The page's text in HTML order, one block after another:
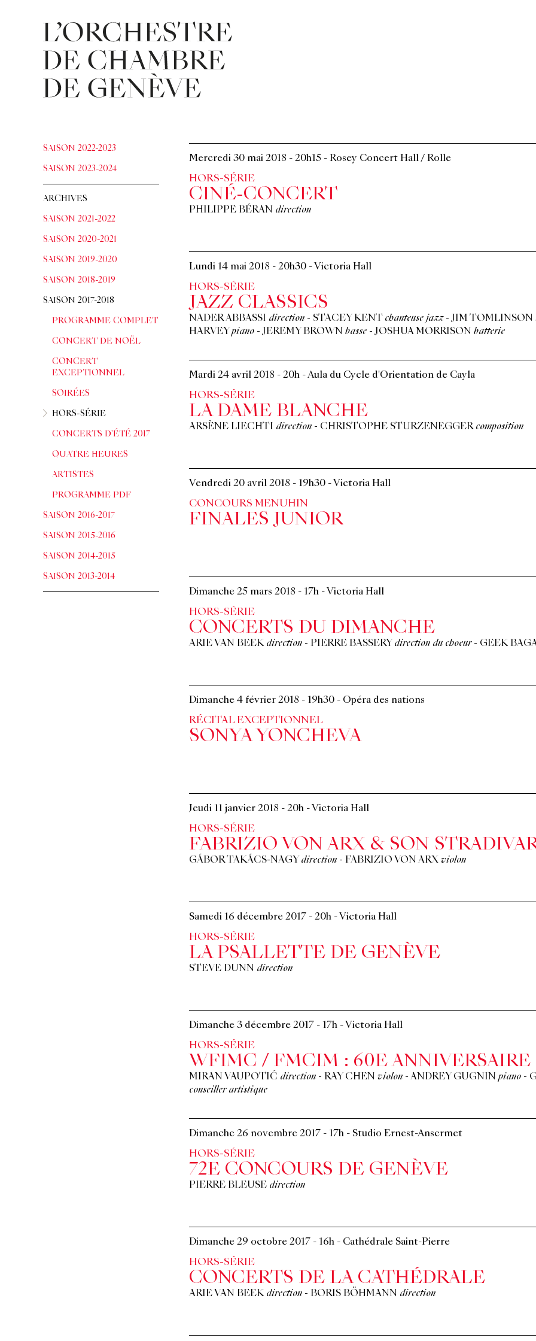
SAISON 2022-2023
SAISON 2023-2024
ARCHIVES
SAISON 2021-2022
SAISON 2020-2021
SAISON 2019-2020
SAISON 2018-2019
SAISON 2017-2018
PROGRAMME COMPLET
CONCERT DE NOËL
CONCERT
EXCEPTIONNEL
SOIRÉES
HORS-SÉRIE
CONCERTS D'ÉTÉ 2017
QUATRE HEURES
ARTISTES
PROGRAMME PDF
SAISON 2016-2017
SAISON 2015-2016
SAISON 2014-2015
SAISON 2013-2014
Mercredi 30 mai 2018 - 20h15 - Rosey Concert Hall / Rolle
HORS-SÉRIE
CINÉ-CONCERT
PHILIPPE BÉRAN direction
Lundi 14 mai 2018 - 20h30 - Victoria Hall
HORS-SÉRIE
JAZZ CLASSICS
NADER ABBASSI direction - STACEY KENT chanteuse jazz - JIM TOMLINSON
HARVEY piano - JEREMY BROWN basse - JOSHUA MORRISON batterie
Mardi 24 avril 2018 - 20h -Aula du Cycle d'Orientation de Cayla
HORS-SÉRIE
LA DAME BLANCHE
ARSÈNE LIECHTI direction - CHRISTOPHE STURZENEGGER composition
Vendredi 20 avril 2018 - 19h30 - Victoria Hall
CONCOURS MENUHIN
FINALES JUNIOR
Dimanche 25 mars 2018 - 17h - Victoria Hall
HORS-SÉRIE
CONCERTS DU DIMANCHE
ARIE VAN BEEK direction - PIERRE BASSERY direction du choeur - GEEK
Dimanche 4 février 2018 - 19h30 - Opéra des nations
RÉCITAL EXCEPTIONNEL
SONYA YONCHEVA
Jeudi 11 janvier 2018 - 20h - Victoria Hall
HORS-SÉRIE
FABRIZIO VON ARX & SON
GÁBOR TAKÁCS-NAGY direction - FABRIZIO VON ARX violon
Samedi 16 décembre 2017 - 20h - Victoria Hall
HORS-SÉRIE
LA PSALLETTE DE GENÈVE
STEVE DUNN direction
Dimanche 3 décembre 2017 - 17h - Victoria Hall
HORS-SÉRIE
WFIMC / FMCIM : 60E ANNIVERSAIRE
MIRAN VAUPOTIĆ direction - RAY CHEN violon - ANDREY GUGNIN piano -
conseiller artistique
Dimanche 26 novembre 2017 - 17h - Studio Ernest-Ansermet
HORS-SÉRIE
72E CONCOURS DE GENÈVE
PIERRE BLEUSE direction
Dimanche 29 octobre 2017 - 16h - Cathédrale Saint-Pierre
HORS-SÉRIE
CONCERTS DE LA CATHÉDRALE
ARIE VAN BEEK direction - BORIS BÖHMANN direction